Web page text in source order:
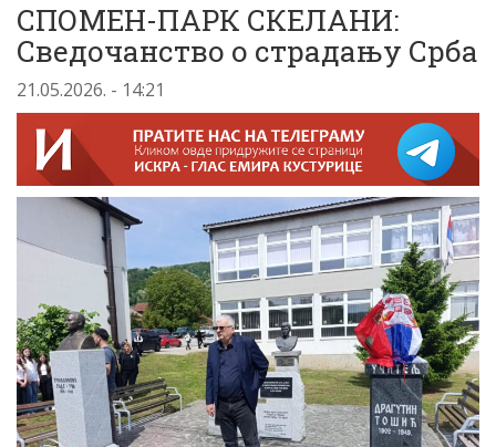
СПОМЕН-ПАРК СКЕЛАНИ:
Сведочанство о страдању Срба
21.05.2026. - 14:21